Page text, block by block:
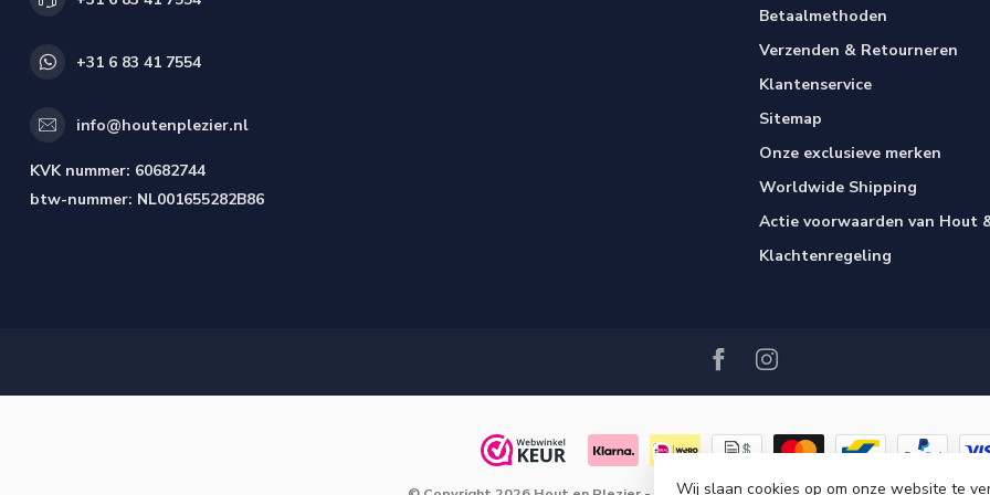
+31 6 83 41 7554
info@houtenplezier.nl
KVK nummer: 60682744
btw-nummer: NL001655282B86
Betaalmethoden
Verzenden & Retourneren
Klantenservice
Sitemap
Onze exclusieve merken
Worldwide Shipping
Actie voorwaarden van Hout
Klachtenregeling
Wij slaan cookies op om onze website te